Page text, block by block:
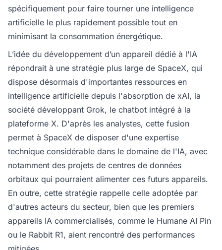
spécifiquement pour faire tourner une intelligence
artificielle le plus rapidement possible tout en
minimisant la consommation énergétique.
L’idée du développement d’un appareil dédié à l'IA
répondrait à une stratégie plus large de SpaceX, qui
dispose désormais d'importantes ressources en
intelligence artificielle depuis l'absorption de xAI, la
société développant Grok, le chatbot intégré à la
plateforme X. D'après les analystes, cette fusion
permet à SpaceX de disposer d'une expertise
technique considérable dans le domaine de l'IA, avec
notamment des projets de centres de données
orbitaux qui pourraient alimenter ces futurs appareils.
En outre, cette stratégie rappelle celle adoptée par
d'autres acteurs du secteur, bien que les premiers
appareils IA commercialisés, comme le Humane AI Pin
ou le Rabbit R1, aient rencontré des performances